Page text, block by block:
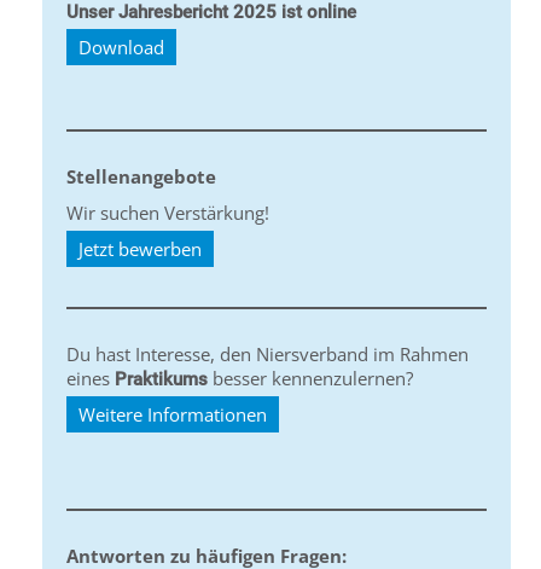
Unser Jahresbericht 2025 ist online
Download
Stellenangebote
Wir suchen Verstärkung!
Jetzt bewerben
Du hast Interesse, den Niersverband im Rahmen
eines Praktikums besser kennenzulernen?
Weitere Informationen
Antworten zu häufigen Fragen: